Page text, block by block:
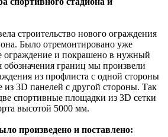
строительство нового ограждения
Было отремонтировано уже
ограждение и покрашено в нужный
обозначения границ мы произвели
из профлиста с одной стороны
из 3D панелей с другой стороны. Так
спортивные площадки из 3D сетки
высотой 5000 мм.
произведено и поставлено: